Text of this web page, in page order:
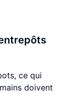
ce qui
doivent